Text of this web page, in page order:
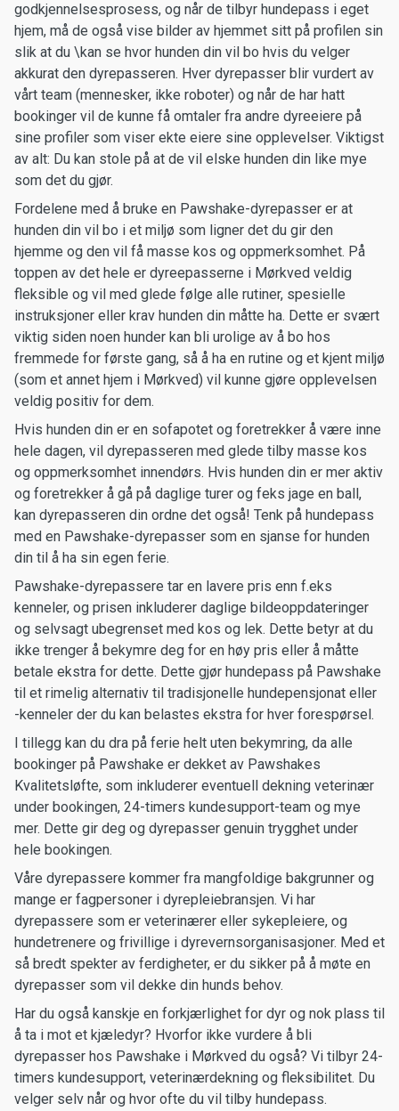
godkjennelsesprosess, og når de tilbyr hundepass i eget
hjem, må de også vise bilder av hjemmet sitt på profilen sin
slik at du \kan se hvor hunden din vil bo hvis du velger
akkurat den dyrepasseren. Hver dyrepasser blir vurdert av
vårt team (mennesker, ikke roboter) og når de har hatt
bookinger vil de kunne få omtaler fra andre dyreeiere på
sine profiler som viser ekte eiere sine opplevelser. Viktigst
av alt: Du kan stole på at de vil elske hunden din like mye
som det du gjør.
Fordelene med å bruke en Pawshake-dyrepasser er at
hunden din vil bo i et miljø som ligner det du gir den
hjemme og den vil få masse kos og oppmerksomhet. På
toppen av det hele er dyreepasserne i Mørkved veldig
fleksible og vil med glede følge alle rutiner, spesielle
instruksjoner eller krav hunden din måtte ha. Dette er svært
viktig siden noen hunder kan bli urolige av å bo hos
fremmede for første gang, så å ha en rutine og et kjent miljø
(som et annet hjem i Mørkved) vil kunne gjøre opplevelsen
veldig positiv for dem.
Hvis hunden din er en sofapotet og foretrekker å være inne
hele dagen, vil dyrepasseren med glede tilby masse kos
og oppmerksomhet innendørs. Hvis hunden din er mer aktiv
og foretrekker å gå på daglige turer og feks jage en ball,
kan dyrepasseren din ordne det også! Tenk på hundepass
med en Pawshake-dyrepasser som en sjanse for hunden
din til å ha sin egen ferie.
Pawshake-dyrepassere tar en lavere pris enn f.eks
kenneler, og prisen inkluderer daglige bildeoppdateringer
og selvsagt ubegrenset med kos og lek. Dette betyr at du
ikke trenger å bekymre deg for en høy pris eller å måtte
betale ekstra for dette. Dette gjør hundepass på Pawshake
til et rimelig alternativ til tradisjonelle hundepensjonat eller
-kenneler der du kan belastes ekstra for hver forespørsel.
I tillegg kan du dra på ferie helt uten bekymring, da alle
bookinger på Pawshake er dekket av Pawshakes
Kvalitetsløfte, som inkluderer eventuell dekning veterinær
under bookingen, 24-timers kundesupport-team og mye
mer. Dette gir deg og dyrepasser genuin trygghet under
hele bookingen.
Våre dyrepassere kommer fra mangfoldige bakgrunner og
mange er fagpersoner i dyrepleiebransjen. Vi har
dyrepassere som er veterinærer eller sykepleiere, og
hundetrenere og frivillige i dyrevernsorganisasjoner. Med et
så bredt spekter av ferdigheter, er du sikker på å møte en
dyrepasser som vil dekke din hunds behov.
Har du også kanskje en forkjærlighet for dyr og nok plass til
å ta i mot et kjæledyr? Hvorfor ikke vurdere å bli
dyrepasser hos Pawshake i Mørkved du også? Vi tilbyr 24-
timers kundesupport, veterinærdekning og fleksibilitet. Du
velger selv når og hvor ofte du vil tilby hundepass.